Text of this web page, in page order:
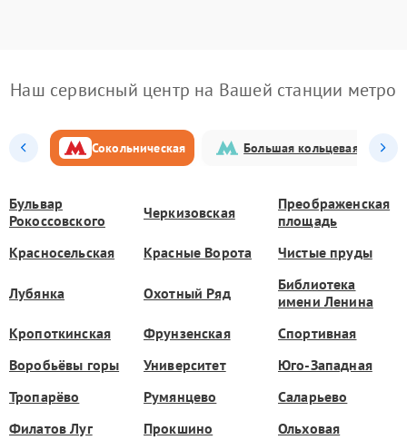
Наш сервисный центр на Вашей станции метро
Сокольническая Большая кольцевая
Бульвар
Рокоссовского
Черкизовская
Преображенская
площадь
Красносельская
Красные Ворота Чистые пруды
Лубянка Охотный Ряд
Библиотека
имени Ленина
Кропоткинская
Фрунзенская
Спортивная
Воробьёвы горы
Университет
Юго-Западная
Тропарёво
Румянцево
Саларьево
Филатов Луг
Прокшино
Ольховая